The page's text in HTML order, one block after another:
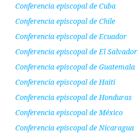
Conferencia episcopal de Cuba
Conferencia episcopal de Chile
Conferencia episcopal de Ecuador
Conferencia episcopal de El Salvador
Conferencia episcopal de Guatemala
Conferencia episcopal de Haití
Conferencia episcopal de Honduras
Conferencia episcopal de México
Conferencia episcopal de Nicaragua